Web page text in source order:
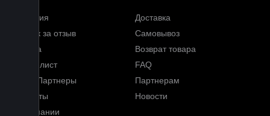
Гарантия
Доставка
Кэшбэк за отзыв
Самовывоз
Оплата
Возврат товара
Прайс-лист
FAQ
Наши Партнеры
Партнерам
Контакты
Новости
О компании